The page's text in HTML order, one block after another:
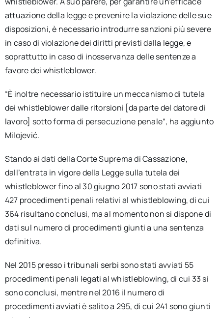
attuazione della legge e prevenire la violazione delle sue
disposizioni, è necessario introdurre sanzioni più severe
in caso di violazione dei diritti previsti dalla legge, e
soprattutto in caso di inosservanza delle sentenze a
favore dei whistleblower.
“È inoltre necessario istituire un meccanismo di tutela
dei whistleblower dalle ritorsioni [da parte del datore di
lavoro] sotto forma di persecuzione penale“, ha aggiunto
Milojević.
Stando ai dati della Corte Suprema di Cassazione,
dall’entrata in vigore della Legge sulla tutela dei
whistleblower fino al 30 giugno 2017 sono stati avviati
427 procedimenti penali relativi al whistleblowing, di cui
364 risultano conclusi, ma al momento non si dispone di
dati sul numero di procedimenti giunti a una sentenza
definitiva.
Nel 2015 presso i tribunali serbi sono stati avviati 55
procedimenti penali legati al whistleblowing, di cui 33 si
sono conclusi, mentre nel 2016 il numero di
procedimenti avviati è salito a 295, di cui 241 sono giunti